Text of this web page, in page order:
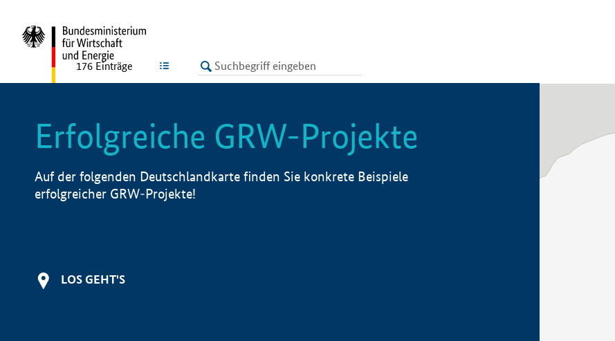
LISTE
176 Einträge
Erfolgreiche GRW-Projekte
Auf der folgenden Deutschlandkarte finden Sie konkrete Beispiele
erfolgreicher GRW-Projekte!
LOS GEHT'S